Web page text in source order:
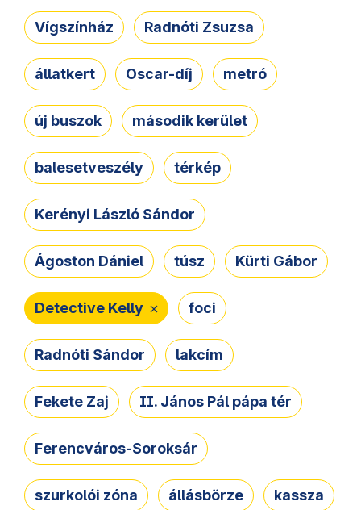
Vígszínház Radnóti Zsuzsa
állatkert Oscar-díj metró
új buszok második kerület
balesetveszély térkép
Kerényi László Sándor
Ágoston Dániel túsz Kürti Gábor
Detective Kelly foci
Radnóti Sándor lakcím
Fekete Zaj II. János Pál pápa tér
Ferencváros-Soroksár
szurkolói zóna állásbörze kassza